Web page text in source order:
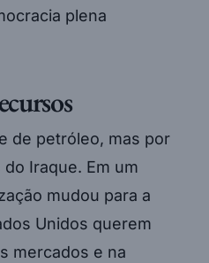
plena
de petróleo, mas por
Iraque. Em um
mudou para a
Unidos querem
mercados e na